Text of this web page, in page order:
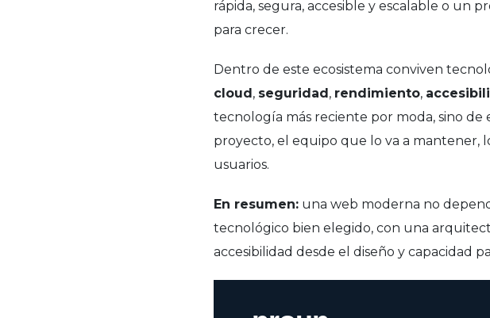
rápida, segura, accesible y escalable o un
para crecer.
Dentro de este ecosistema conviven
cloud, seguridad, rendimiento,
tecnología más reciente por moda, sino
proyecto, el equipo que lo va a mantener,
usuarios.
En resumen:una web moderna no
tecnológico bien elegido, con una
accesibilidad desde el diseño y capacidad